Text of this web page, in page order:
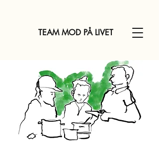
TEAM MOD PÅ LIVET